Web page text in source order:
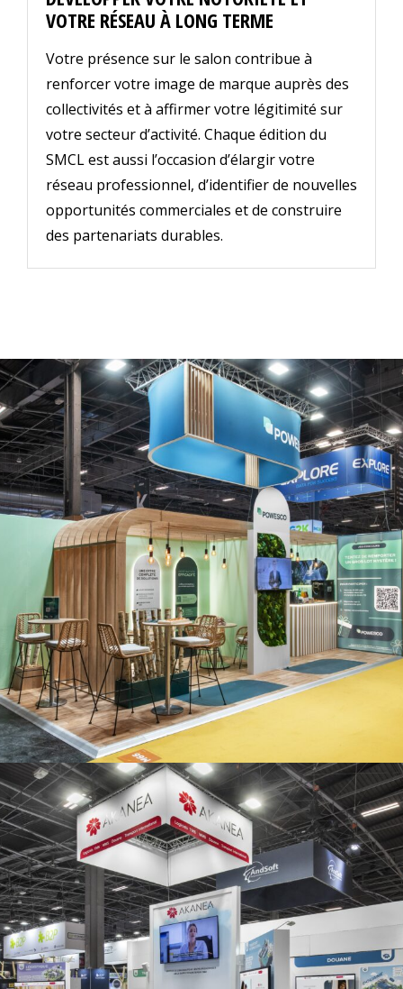
VOTRE RÉSEAU À LONG TERME
Votre présence sur le salon contribue à
renforcer votre image de marque auprès des
collectivités et à affirmer votre légitimité sur
votre secteur d’activité. Chaque édition du
SMCL est aussi l’occasion d’élargir votre
réseau professionnel, d’identifier de nouvelles
opportunités commerciales et de construire
des partenariats durables.